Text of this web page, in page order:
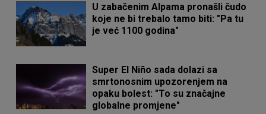
U zabačenim Alpama pronašli čudo
koje ne bi trebalo tamo biti: "Pa tu
je već 1100 godina"
Super El Niño sada dolazi sa
smrtonosnim upozorenjem na
opaku bolest: "To su značajne
globalne promjene"